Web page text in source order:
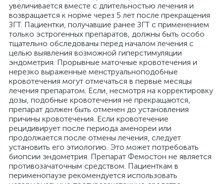
увеличивается вместе с длительностью лечения и
возвращается к норме через 5 лет после прекращения
ЗГТ. Пациентки, получавшие ранее ЗГТ с применением
только эстрогенных препаратов, должны быть особо
тщательно обследованы перед началом лечения с
целью выявления возможной гиперстимуляции
эндометрия. Прорывные маточные кровотечения и
нерезко выраженные менструальноподобные
кровотечения могут отмечаться в первые месяцы
лечения препаратом. Если, несмотря на корректировку
дозы, подобные кровотечения не прекращаются,
препарат должен быть отменен до установления
причины кровотечения. Если кровотечение
рецидивирует после периода аменореи или
продолжается после отмены лечения, следует
установить его этиологию. Это может потребовать
биопсии эндометрия. Препарат Фемостон не является
противозачаточным средством. Пациенткам в
перименопаузе рекомендуется использовать